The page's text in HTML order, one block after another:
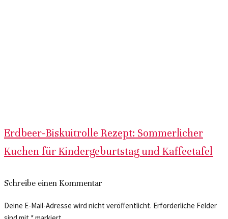
Erdbeer-Biskuitrolle Rezept: Sommerlicher
Kuchen für Kindergeburtstag und Kaffeetafel
Schreibe einen Kommentar
Deine E-Mail-Adresse wird nicht veröffentlicht. Erforderliche Felder